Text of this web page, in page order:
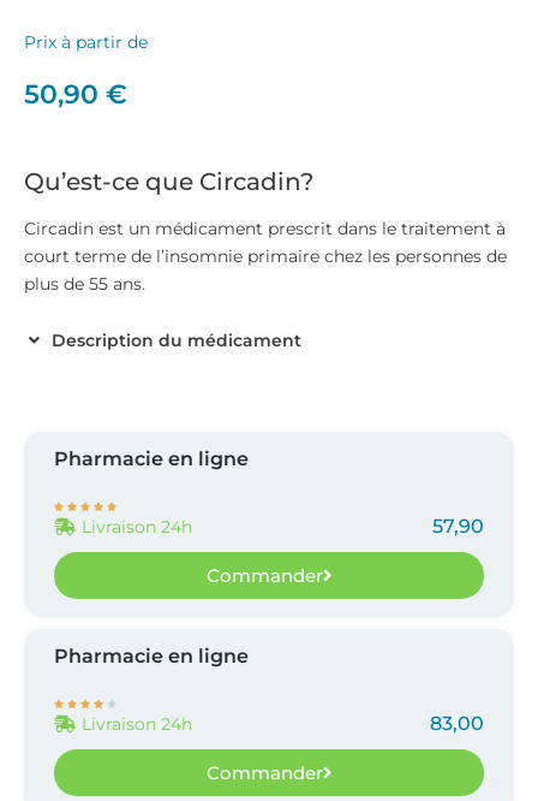
Prix à partir de
50,90 €
Qu’est-ce que Circadin?
Circadin est un médicament prescrit dans le traitement à
court terme de l’insomnie primaire chez les personnes de
plus de 55 ans.
Description du médicament
Pharmacie en ligne
    
Livraison 24h 57,90
Commander
Pharmacie en ligne
    
Livraison 24h 83,00
Commander